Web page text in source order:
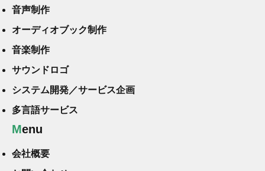
音声制作
オーディオブック制作
音楽制作
サウンドロゴ
システム開発／サービス企画
多言語サービス
Menu
会社概要